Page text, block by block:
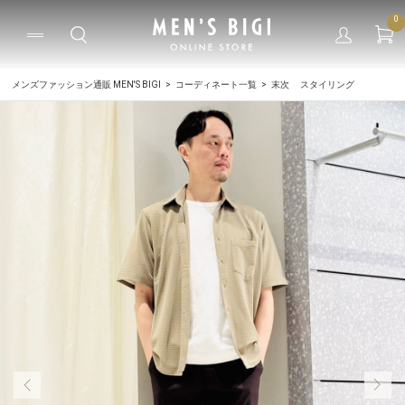
0
メンズファッション通販 MEN'S BIGI コーディネート一覧 末次 スタイリング